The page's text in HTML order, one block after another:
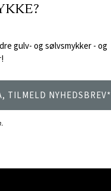
gulv- og sølvsmykker -og
TILMELD NYHEDSBREV*